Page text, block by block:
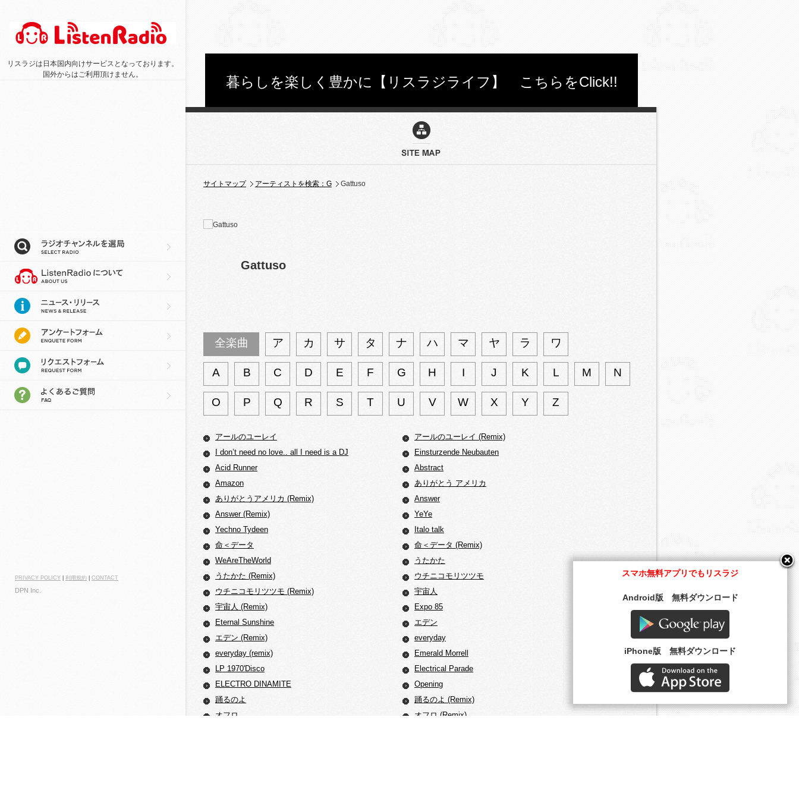
暮らしを楽しく豊かに【リスラジライフ】 こちらをClick!!
リスラジは日本国内向けサービスとなっております。
国外からはご利用頂けません。
PRIVACY POLICY 利用規約 CONTACT
DPN Inc.
サイトマップ アーティストを検索：G Gattuso
Gattuso
全楽曲 ア カ サ タ ナ ハ マ ヤ ラ ワ
A B C D E F G H I J K L M N
O P Q R S T U V W X Y Z
アールのユーレイ
アールのユーレイ (Remix)
I don’t need no love.. all I need is a DJ
Einsturzende Neubauten
Acid Runner
Abstract
Amazon
ありがとう アメリカ
ありがとうアメリカ (Remix)
Answer
Answer (Remix)
YeYe
Yechno Tydeen
Italo talk
命＜データ
命＜データ (Remix)
WeAreTheWorld
うたかた
うたかた (Remix)
ウチニコモリツツモ
ウチニコモリツツモ (Remix)
宇宙人
宇宙人 (Remix)
Expo 85
Eternal Sunshine
エデン
エデン (Remix)
everyday
everyday (remix)
Emerald Morrell
LP 1970'Disco
Electrical Parade
ELECTRO DINAMITE
Opening
踊るのよ
踊るのよ (Remix)
オフロ
オフロ (Remix)
スマホ無料アプリでもリスラジ
Android版 無料ダウンロード
iPhone版 無料ダウンロード